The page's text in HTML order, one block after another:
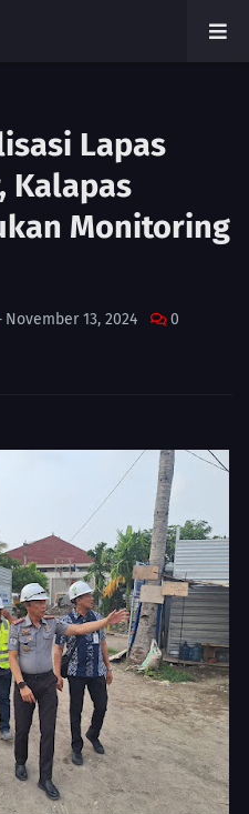
Lapas
Kalapas
Monitoring
November 13, 2024 0